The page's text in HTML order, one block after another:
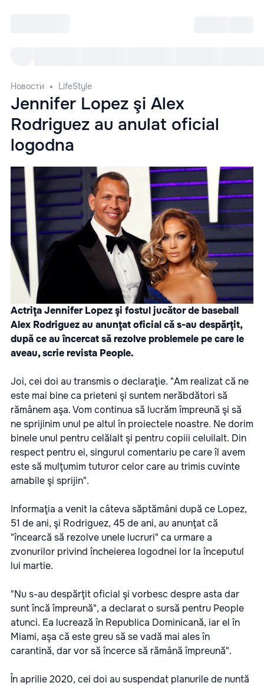
Новости LifeStyle
Jennifer Lopez şi Alex
Rodriguez au anulat oficial
logodna
Actriţa Jennifer Lopez şi fostul jucător de baseball
Alex Rodriguez au anunţat oficial că s-au despărţit,
după ce au încercat să rezolve problemele pe care le
aveau, scrie revista People.
Joi, cei doi au transmis o declaraţie. "Am realizat că ne
este mai bine ca prieteni şi suntem nerăbdători să
rămânem aşa. Vom continua să lucrăm împreună şi să
ne sprijinim unul pe altul în proiectele noastre. Ne dorim
binele unul pentru celălalt şi pentru copiii celuilalt. Din
respect pentru ei, singurul comentariu pe care îl avem
este să mulţumim tuturor celor care au trimis cuvinte
amabile şi sprijin".
Informaţia a venit la câteva săptămâni după ce Lopez,
51 de ani, şi Rodriguez, 45 de ani, au anunţat că
"încearcă să rezolve unele lucruri" ca urmare a
zvonurilor privind încheierea logodnei lor la începutul
lui martie.
"Nu s-au despărţit oficial şi vorbesc despre asta dar
sunt încă împreună", a declarat o sursă pentru People
atunci. Ea lucrează în Republica Dominicană, iar el în
Miami, aşa că este greu să se vadă mai ales în
carantină, dar vor să încerce să rămână împreună".
În aprilie 2020, cei doi au suspendat planurile de nuntă